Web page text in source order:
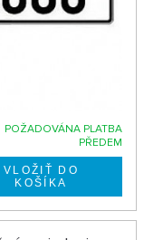
POŽADOVÁNA PLATBA
PŘEDEM